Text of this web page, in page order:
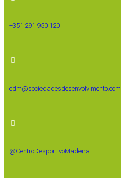
+351 291 950 120
cdm@sociedadesdesenvolvimento.com
@CentroDesportivoMadeira